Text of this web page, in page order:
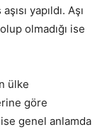
yapıldı. Aşı
olmadığı ise
ülke
göre
genel anlamda